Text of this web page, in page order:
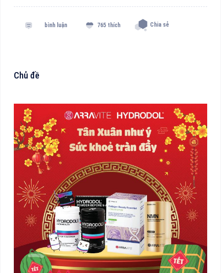
bình luận 765 thích Chia sẻ
Chủ đề